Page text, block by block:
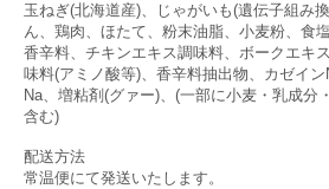
玉ねぎ(北海道産)、じゃがいも(遺伝子組み
ん、鶏肉、ほたて、粉末油脂、小麦粉、食
香辛料、チキンエキス調味料、ボークエキ
味料(アミノ酸等)、香辛料抽出物、カゼイ
Na、増粘剤(グァー)、(一部に小麦・乳成分
含む)
配送方法
常温便にて発送いたします。